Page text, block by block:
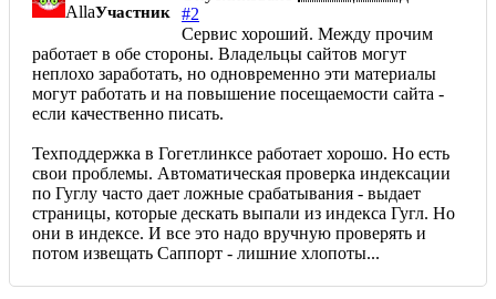
AllaУчастник
#2
Сервис хороший. Между прочим
работает в обе стороны. Владельцы сайтов могут
неплохо заработать, но одновременно эти материалы
могут работать и на повышение посещаемости сайта -
если качественно писать.
Техподдержка в Гогетлинксе работает хорошо. Но есть
свои проблемы. Автоматическая проверка индексации
по Гуглу часто дает ложные срабатывания - выдает
страницы, которые дескать выпали из индекса Гугл. Но
они в индексе. И все это надо вручную проверять и
потом извещать Саппорт - лишние хлопоты...